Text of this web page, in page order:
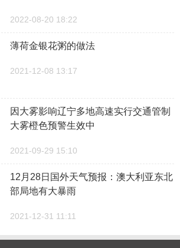
2022-08-20 18:22
薄荷金银花粥的做法
2021-12-08 13:17
因大雾影响辽宁多地高速实行交通管制
大雾橙色预警生效中
2021-09-29 15:10
12月28日国外天气预报：澳大利亚东北
部局地有大暴雨
2021-12-31 11:11